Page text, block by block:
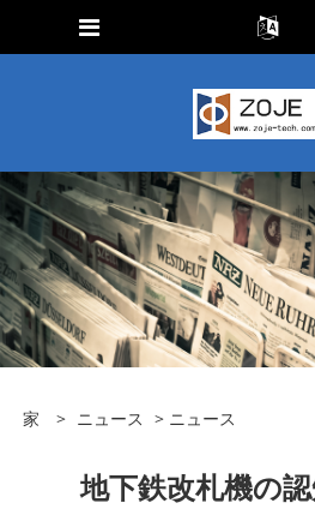
家 > ニュース > ニュース
地下鉄改札機の